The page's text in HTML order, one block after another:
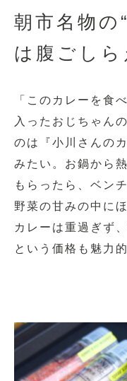
朝市名物の
は腹ごしら
「このカレーを食
入ったおじちゃん
のは『小川さんの
みたい。お鍋から
もらったら、ベン
野菜の甘みの中に
カレーは重過ぎず
という価格も魅力的